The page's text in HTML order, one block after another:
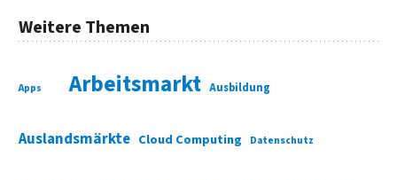
Weitere Themen
Apps Arbeitsmarkt Ausbildung
Auslandsmärkte Cloud Computing Datenschutz